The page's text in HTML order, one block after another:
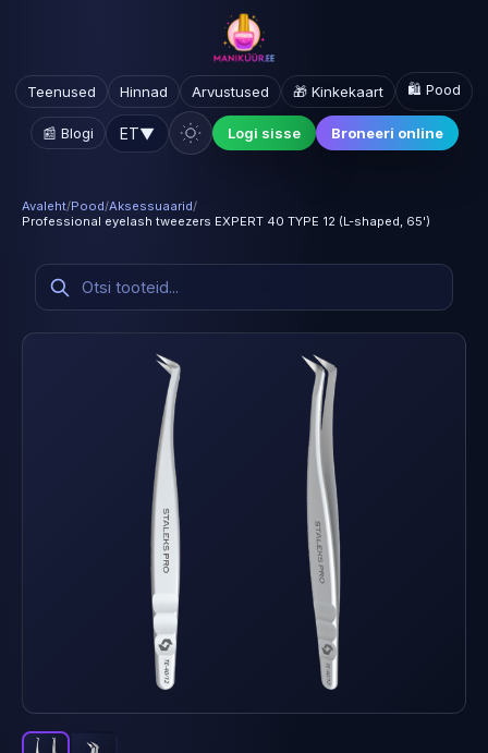
Teenused Hinnad Arvustused 🎁 Kinkekaart 🛍️ Pood
📰 Blogi ET▼ Logi sisse Broneeri online
Avaleht/Pood/Aksessuaarid/
Professional eyelash tweezers EXPERT 40 TYPE 12 (L-shaped, 65')